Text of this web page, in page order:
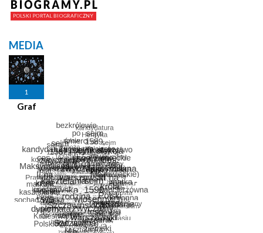
MEDIA
1
Graf